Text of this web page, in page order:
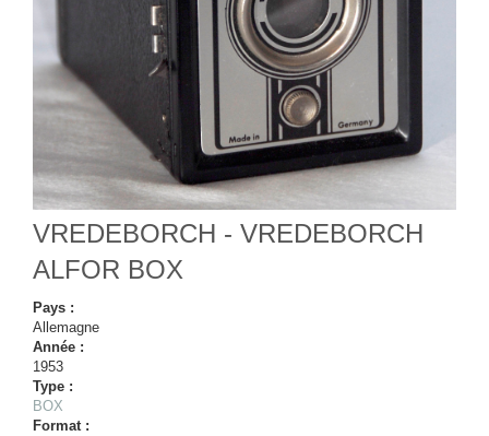
VREDEBORCH - VREDEBORCH
ALFOR BOX
Pays :
Allemagne
Année :
1953
Type :
BOX
Format :